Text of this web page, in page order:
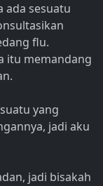
ada sesuatu
flu.
itu memandang
yang
jadi aku
jadi bisakah